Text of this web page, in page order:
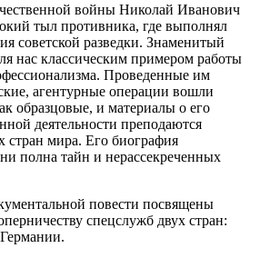
войны Николай Иванович
тыл противника, где выполнял
советской разведки. Знаменитый
нас классическим примером работы
Проведенные им
агентурные операции вошли
образцовые, и материалы о его
деятельности преподаются
стран мира. Его биография
полна тайн и нерассекреченных
повести посвящены
спецслужб двух стран: